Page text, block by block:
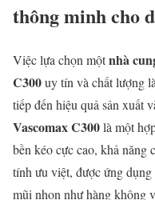
thông minh cho
Việc lựa chọn mộtnhà
C300uy tín và chất lượng
tiếp đến hiệu quả sản xuất
Vascomax C300là một
bền kéo cực cao, khả năng
tính ưu việt, được ứng
mũi nhọn như hàng không